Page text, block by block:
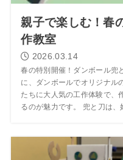
親子で楽しむ！春
作教室
2026.03.14
春の特別開催！ダンボール兜
に、ダンボールでオリジナル
たちに大人気の工作体験で、
るのが魅力です。 兜と刀は、